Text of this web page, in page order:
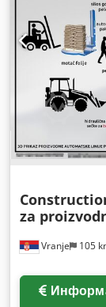
Vranje 105
za